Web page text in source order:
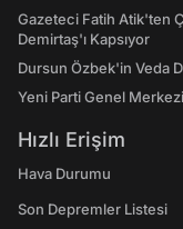
Gazeteci Fatih Atik'ten
Demirtaş'ı Kapsıyor
Dursun Özbek'in Veda
Yeni Parti Genel
Hızlı Erişim
Hava Durumu
Son Depremler Listesi